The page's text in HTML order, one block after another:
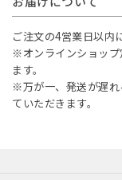
ご注文の4営業日以内
※オンラインショッ
ます。
※万が一、発送が遅
ていただきます。